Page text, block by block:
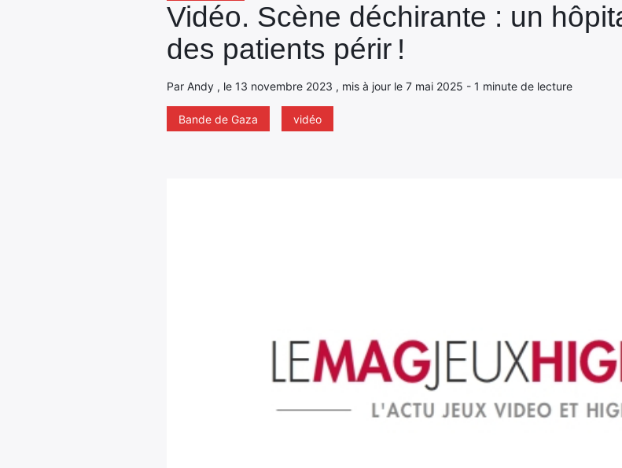
Vidéo. Scène déchirante : un
des patients périr !
Par Andy , le 13 novembre 2023 , mis à jour le 7 mai 2025 - 1 minute de lecture
Bande de Gaza vidéo